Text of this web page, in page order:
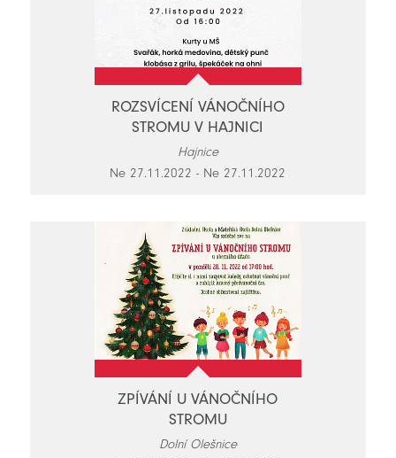
ROZSVÍCENÍ VÁNOČNÍHO
STROMU V HAJNICI
Hajnice
Ne 27.11.2022 - Ne 27.11.2022
ZPÍVÁNÍ U VÁNOČNÍHO
STROMU
Dolní Olešnice